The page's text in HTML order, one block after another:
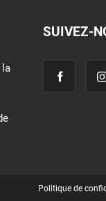
la
SUIVEZ-
Politique de